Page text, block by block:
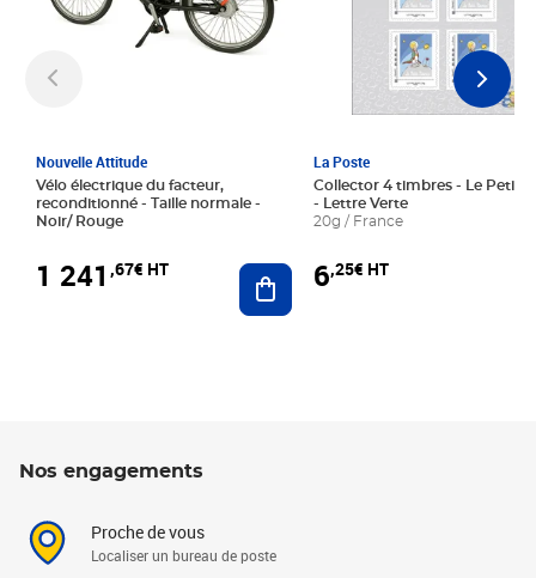
Nouvelle Attitude
Vélo électrique du facteur,
reconditionné - Taille normale -
Noir/ Rouge
1 241 ,67€ HT Ajouter au panier
La Poste
Collector 4 timbres - Le Petit
- Lettre Verte
20g / France
6,25€ HT
Nos engagements
Proche de vous
Localiser un bureau de poste